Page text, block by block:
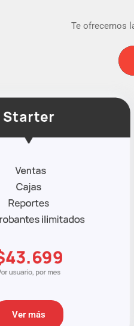
Te ofrecemos
Ver más